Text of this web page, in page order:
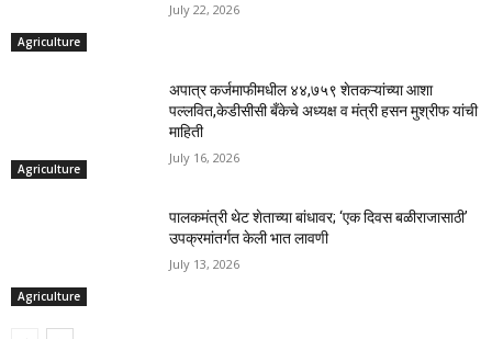
Agriculture
July 22, 2026
Agriculture
अपात्र कर्जमाफीमधील ४४,७५९ शेतकऱ्यांच्या आशा
पल्लवित,केडीसीसी बँकेचे अध्यक्ष व मंत्री हसन मुश्रीफ यांची
माहिती
July 16, 2026
Agriculture
पालकमंत्री थेट शेताच्या बांधावर; ‘एक दिवस बळीराजासाठी’
उपक्रमांतर्गत केली भात लावणी
July 13, 2026